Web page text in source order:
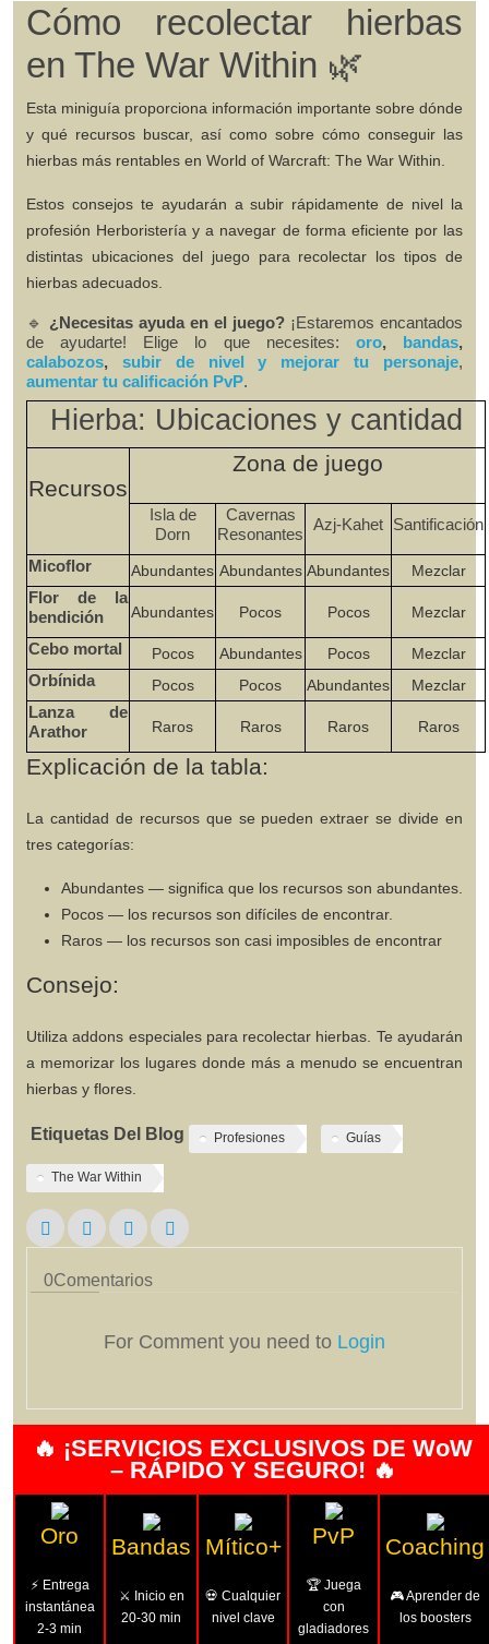
Cómo recolectar hierbas
en The War Within 🌿
Esta miniguía proporciona información importante sobre dónde
y qué recursos buscar, así como sobre cómo conseguir las
hierbas más rentables en World of Warcraft: The War Within
Estos consejos te ayudarán a subir rápidamente de nivel la
profesión Herboristería y a navegar de forma eficiente por las
distintas ubicaciones del juego para recolectar los tipos de
hierbas adecuados.
🔹 ¿Necesitas ayuda en el juego? ¡Estaremos encantados
de ayudarte! Elige lo que necesites: oro, bandas,
calabozos, subir de nivel y mejorar tu personaje,
aumentar tu calificación PvP.
Hierba: Ubicaciones y cantidad
Recursos
Zona de juego
Isla de
Dorn
Cavernas
Resonantes
Azj-Kahet Santificación
Micoflor Abundantes Abundantes Abundantes Mezclar
Flor de la
bendición
Abundantes Pocos Pocos Mezclar
Cebo mortal Pocos Abundantes Pocos Mezclar
Orbínida Pocos Pocos Abundantes Mezclar
Lanza de
Arathor
Raros Raros Raros Raros
Explicación de la tabla:
La cantidad de recursos que se pueden extraer se divide en
tres categorías:
Abundantes — significa que los recursos son abundantes.
Pocos — los recursos son difíciles de encontrar.
Raros — los recursos son casi imposibles de encontrar
Consejo:
Utiliza addons especiales para recolectar hierbas. Te ayudarán
a memorizar los lugares donde más a menudo se encuentran
hierbas y flores.
Etiquetas Del Blog Profesiones Guías
The War Within
0Comentarios
For Comment you need to Login
🔥 ¡SERVICIOS EXCLUSIVOS DE WoW
– RÁPIDO Y SEGURO! 🔥
Oro
⚡ Entrega
instantánea
2-3 min
Bandas
⚔️ Inicio en
20-30 min
Mítico+
💀 Cualquier
nivel clave
PvP
🏆 Juega
con
gladiadores
Coaching
🎮 Aprender de
los boosters